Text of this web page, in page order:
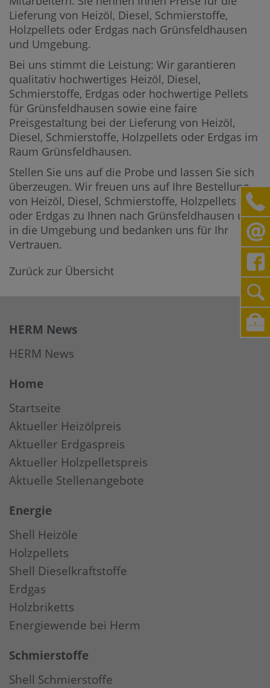
Lieferung von Heizöl, Diesel, Schmierstoffe,
Holzpellets oder Erdgas nach Grünsfeldhausen
und Umgebung.
Bei uns stimmt die Leistung: Wir garantieren
qualitativ hochwertiges Heizöl, Diesel,
Schmierstoffe, Erdgas oder hochwertige Pellets
für Grünsfeldhausen sowie eine faire
Preisgestaltung bei der Lieferung von Heizöl,
Diesel, Schmierstoffe, Holzpellets oder Erdgas im
Raum Grünsfeldhausen.
Stellen Sie uns auf die Probe und lassen Sie sich
überzeugen. Wir freuen uns auf Ihre Bestellung
von Heizöl, Diesel, Schmierstoffe, Holzpellets
oder Erdgas zu Ihnen nach Grünsfeldhausen und
in die Umgebung und bedanken uns für Ihr
Vertrauen.
Zurück zur Übersicht
HERM News
HERM News
Home
Startseite
Aktueller Heizölpreis
Aktueller Erdgaspreis
Aktueller Holzpelletspreis
Aktuelle Stellenangebote
Energie
Shell Heizöle
Holzpellets
Shell Dieselkraftstoffe
Erdgas
Holzbriketts
Energiewende bei Herm
Schmierstoffe
Shell Schmierstoffe